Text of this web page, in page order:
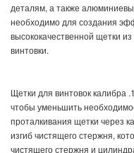
деталям, а также
необходимо для создания
высококачественной щетки
винтовки.
Щетки для винтовок калибра
чтобы уменьшить
проталкивания щетки через
изгиб чистящего стержня,
чистящего стержня и